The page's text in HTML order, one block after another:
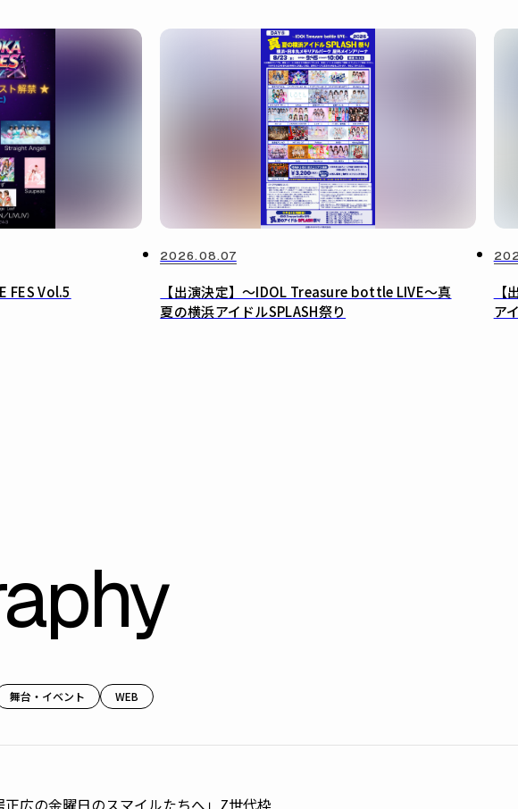
FES Vol.5
2026.08.07
【出演決定】〜IDOL Treasure bottle LIVE〜真
夏の横浜アイドルSPLASH祭り
ア
舞台・イベント WEB
正広の金曜日のスマイルたちへ」Z世代枠